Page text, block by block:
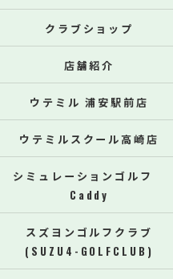
クラブショップ
店舗紹介
ウテミル 浦安駅前店
ウテミルスクール高崎店
シミュレーションゴルフ
Caddy
スズヨンゴルフクラブ
(SUZU4-GOLFCLUB)